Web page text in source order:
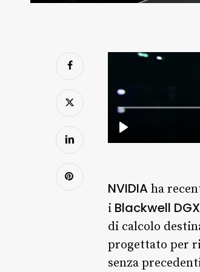
NVIDIA ha
i Blackwell DGX
di calcolo
progettato per
senza